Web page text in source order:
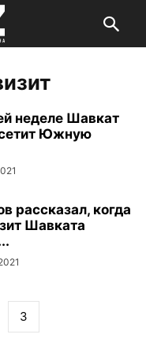
неделе Шавкат
Южную
рассказал, когда
Шавката
3